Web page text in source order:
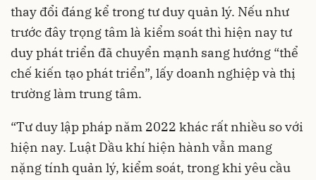
thay đổi đáng kể trong tư duy quản lý. Nếu như
trước đây trọng tâm là kiểm soát thì hiện nay tư
duy phát triển đã chuyển mạnh sang hướng “thể
chế kiến tạo phát triển”, lấy doanh nghiệp và thị
trường làm trung tâm.
“Tư duy lập pháp năm 2022 khác rất nhiều so với
hiện nay. Luật Dầu khí hiện hành vẫn mang
nặng tính quản lý, kiểm soát, trong khi yêu cầu